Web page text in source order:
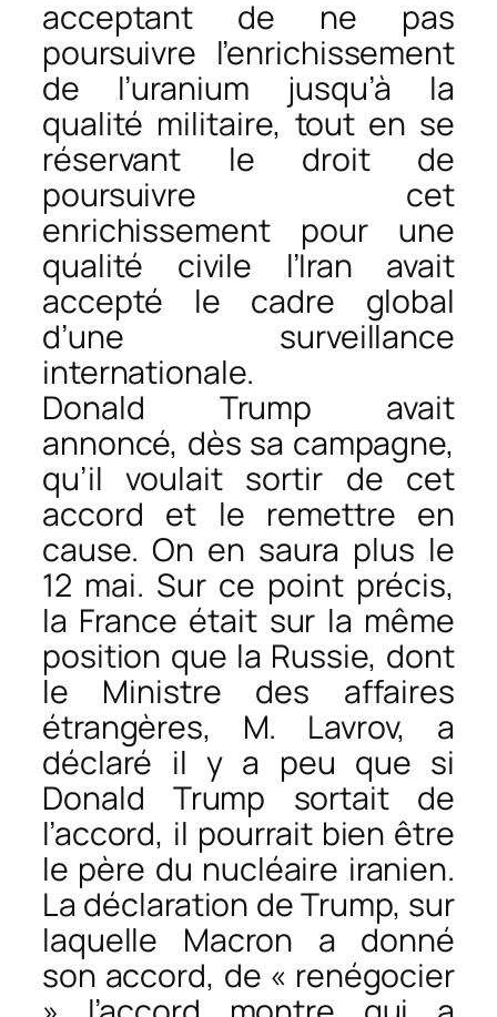
acceptant de ne pas
poursuivre l’enrichissement
de l’uranium jusqu’à la
qualité militaire, tout en se
réservant le droit de
poursuivre cet
enrichissement pour une
qualité civile l’Iran avait
accepté le cadre global
d’une surveillance
internationale.
Donald Trump avait
annoncé, dès sa campagne,
qu’il voulait sortir de cet
accord et le remettre en
cause. On en saura plus le
12 mai. Sur ce point précis,
la France était sur la même
position que la Russie, dont
le Ministre des affaires
étrangères, M. Lavrov, a
déclaré il y a peu que si
Donald Trump sortait de
l’accord, il pourrait bien être
le père du nucléaire iranien.
La déclaration de Trump, sur
laquelle Macron a donné
son accord, de « renégocier